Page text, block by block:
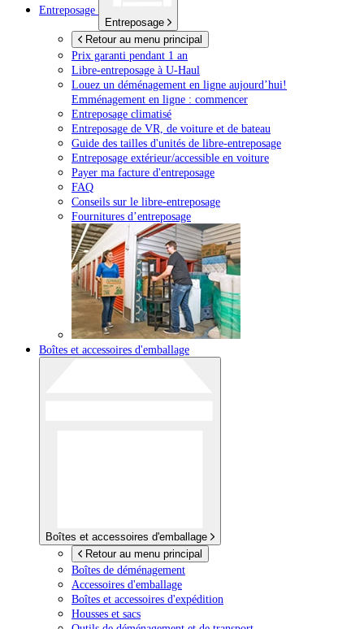
Entreposage
Entreposage
Retour au menu principal
Prix garanti pendant 1 an
Libre-entreposage à U-Haul
Louez un déménagement en ligne aujourd’hui!
Emménagement en ligne : commencer
Entreposage climatisé
Entreposage de VR, de voiture et de bateau
Guide des tailles d'unités de libre-entreposage
Entreposage extérieur/accessible en voiture
Payer ma facture d'entreposage
FAQ
Conseils sur le libre-entreposage
Fournitures d’entreposage
Boîtes et accessoires d'emballage
Boîtes et accessoires d'emballage
Retour au menu principal
Boîtes de déménagement
Accessoires d'emballage
Boîtes et accessoires d'expédition
Housses et sacs